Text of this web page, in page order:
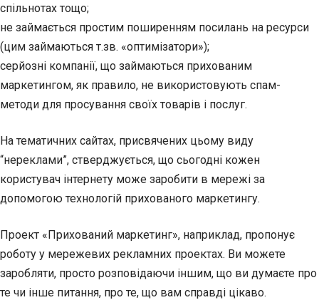
спільнотах тощо;
не займається простим поширенням посилань на ресурси
(цим займаються т.зв. «оптимізатори»);
серйозні компанії, що займаються прихованим
маркетингом, як правило, не використовують спам-
методи для просування своїх товарів і послуг.
На тематичних сайтах, присвячених цьому виду
“нереклами”, стверджується, що сьогодні кожен
користувач інтернету може заробити в мережі за
допомогою технологій прихованого маркетингу.
Проект «Прихований маркетинг», наприклад, пропонує
роботу у мережевих рекламних проектах. Ви можете
заробляти, просто розповідаючи іншим, що ви думаєте про
те чи інше питання, про те, що вам справді цікаво.